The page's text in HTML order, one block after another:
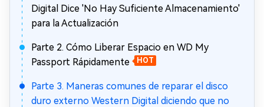
Digital Dice 'No Hay Suficiente Almacenamiento'
para la Actualización
Parte 2. Cómo Liberar Espacio en WD My
Passport Rápidamente
HOT
Parte 3. Maneras comunes de reparar el disco
duro externo Western Digital diciendo que no